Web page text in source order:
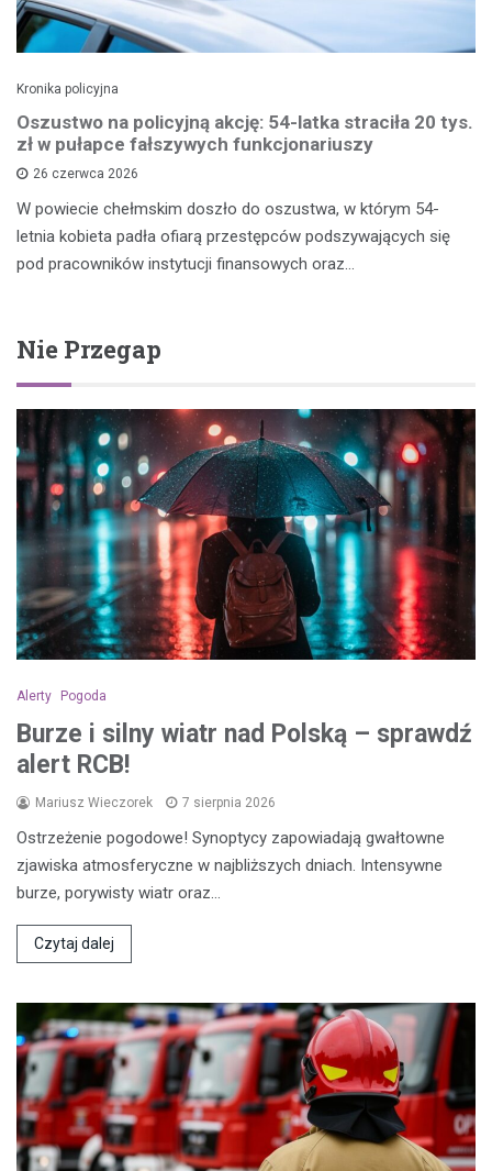
Kronika policyjna
Oszustwo na policyjną akcję: 54-latka straciła 20 tys.
zł w pułapce fałszywych funkcjonariuszy
26 czerwca 2026
W powiecie chełmskim doszło do oszustwa, w którym 54-
letnia kobieta padła ofiarą przestępców podszywających się
pod pracowników instytucji finansowych oraz…
Nie Przegap
Alerty Pogoda
Burze i silny wiatr nad Polską – sprawdź
alert RCB!
Mariusz Wieczorek 7 sierpnia 2026
Ostrzeżenie pogodowe! Synoptycy zapowiadają gwałtowne
zjawiska atmosferyczne w najbliższych dniach. Intensywne
burze, porywisty wiatr oraz…
Czytaj dalej